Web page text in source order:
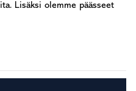
Lisäksi olemme päässeet